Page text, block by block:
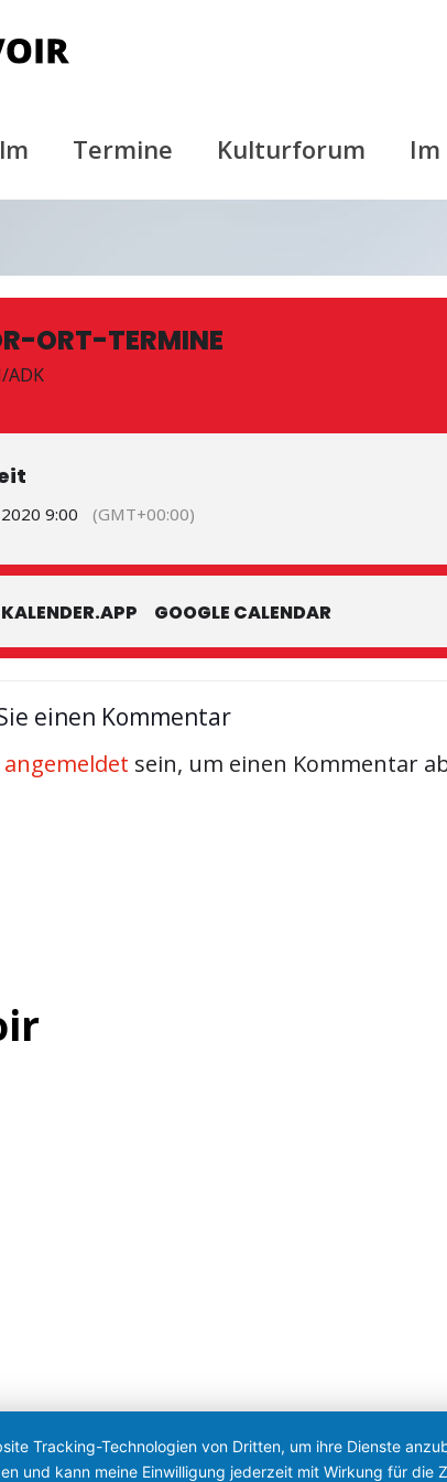
Termine Kulturforum
ORT-TERMINE
ADK
9:00 (GMT+00:00)
GOOGLE CALENDAR
einen Kommentar
angemeldet sein, um einen Kommentar
Tracking-Technologien von Dritten, um ihre Dienste
und kann meine Einwilligung jederzeit mit Wirkung für die